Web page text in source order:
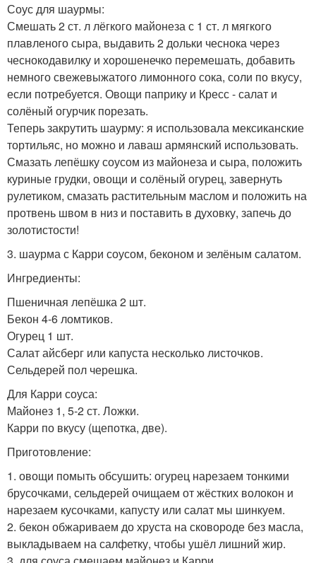
Соус для шаурмы:
Смешать 2 ст. л лёгкого майонеза с 1 ст. л мягкого
плавленого сыра, выдавить 2 дольки чеснока через
чеснокодавилку и хорошенечко перемешать, добавить
немного свежевыжатого лимонного сока, соли по вкусу,
если потребуется. Овощи паприку и Кресс - салат и
солёный огурчик порезать.
Теперь закрутить шаурму: я использовала мексиканские
тортильяс, но можно и лаваш армянский использовать.
Смазать лепёшку соусом из майонеза и сыра, положить
куриные грудки, овощи и солёный огурец, завернуть
рулетиком, смазать растительным маслом и положить на
протвень швом в низ и поставить в духовку, запечь до
золотистости!
3. шаурма с Карри соусом, беконом и зелёным салатом.
Ингредиенты:
Пшеничная лепёшка 2 шт.
Бекон 4-6 ломтиков.
Огурец 1 шт.
Салат айсберг или капуста несколько листочков.
Сельдерей пол черешка.
Для Карри соуса:
Майонез 1, 5-2 ст. Ложки.
Карри по вкусу (щепотка, две).
Приготовление:
1. овощи помыть обсушить: огурец нарезаем тонкими
брусочками, сельдерей очищаем от жёстких волокон и
нарезаем кусочками, капусту или салат мы шинкуем.
2. бекон обжариваем до хруста на сковороде без масла,
выкладываем на салфетку, чтобы ушёл лишний жир.